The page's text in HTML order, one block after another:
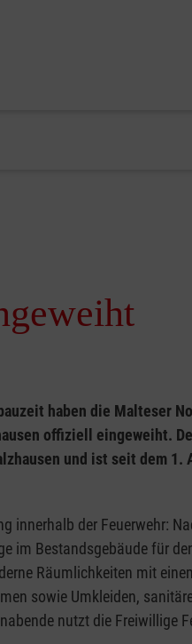
haben die Malteser
offiziell eingeweiht.
und ist seit dem 1.
innerhalb der Feuerwehr:
im Bestandsgebäude für
Räumlichkeiten mit
sowie Umkleiden,
nutzt die Freiwillige